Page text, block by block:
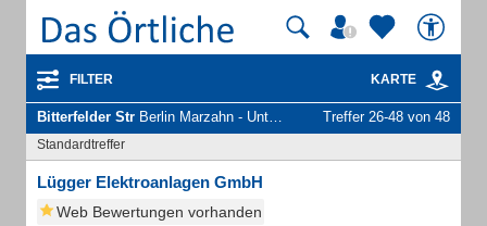
FILTER KARTE
Bitterfelder Str Berlin Marzahn - Unternehmen und Personen Treffer 26-48 von 48
Standardtreffer
Lügger Elektroanlagen GmbH
Web Bewertungen vorhanden